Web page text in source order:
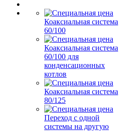
Коаксиальная система
60/100
Коаксиальная система
60/100 для
конденсационных
котлов
Коаксиальная система
80/125
Переход с одной
системы на другую